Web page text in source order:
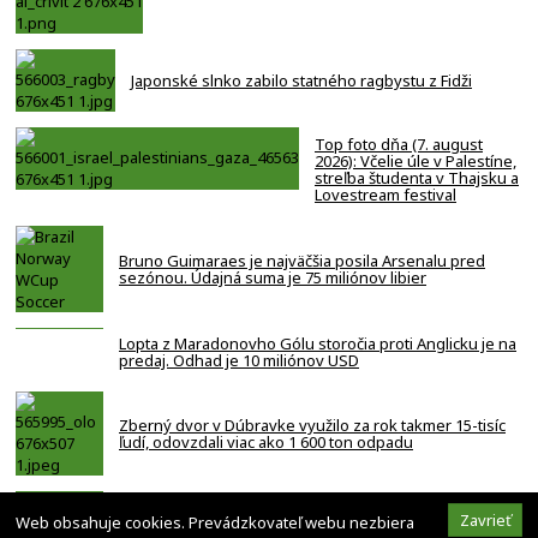
Japonské slnko zabilo statného ragbystu z Fidži
Top foto dňa (7. august
2026): Včelie úle v Palestíne,
streľba študenta v Thajsku a
Lovestream festival
Bruno Guimaraes je najväčšia posila Arsenalu pred
sezónou. Údajná suma je 75 miliónov libier
Lopta z Maradonovho Gólu storočia proti Anglicku je na
predaj. Odhad je 10 miliónov USD
Zberný dvor v Dúbravke využilo za rok takmer 15-tisíc
ľudí, odovzdali viac ako 1 600 ton odpadu
Spoznajte Smolenice inak. Komentovaná prehliadka
odhalí históriu obce, Molpír aj Smolenický zámokZavrieť
Web obsahuje cookies. Prevádzkovateľ webu nezbiera